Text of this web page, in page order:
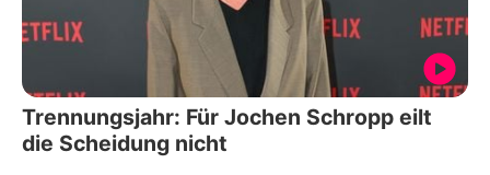
Trennungsjahr: Für Jochen Schropp eilt
die Scheidung nicht